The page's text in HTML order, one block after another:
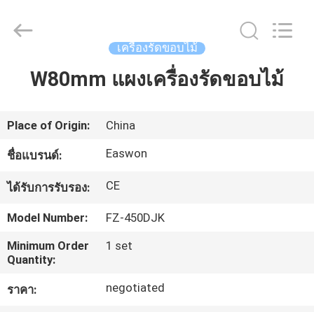
บ้าน
สินค้า
เกี่ยว
กับ
เรา
Ruixiang
Import
เครื่องรัดขอบไม้
W80mm แผงเครื่องรัดขอบไม้
Place of Origin: China
ชื่อแบรนด์: Easwon
ได้รับการรับรอง: CE
Model Number:
FZ-450DJK
Minimum Order
Quantity:
1 set
ราคา: negotiated